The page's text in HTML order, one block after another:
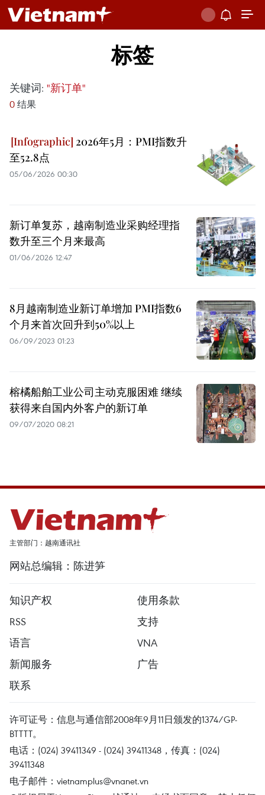
标签
关键词: "新订单"
0 结果
2026年5月：PMI指数升
至52.8点
05/06/2026 00:30
新订单复苏，越南制造业采购经理指
数升至三个月来最高
01/06/2026 12:47
8月越南制造业新订单增加 PMI指数6
个月来首次回升到50%以上
06/09/2023 01:23
榕橘船舶工业公司主动克服困难 继续
获得来自国内外客户的新订单
09/07/2020 08:21
主管部门：越南通讯社
网站总编辑：陈进笋
知识产权
使用条款
RSS
支持
语言
VNA
新闻服务
广告
联系
许可证号：信息与通信部2008年9月11日颁发的1374/GP-
BTTTT。
电话：(024) 39411349 - (024) 39411348，传真：(024)
39411348
电子邮件： vietnamplus@vnanet.vn